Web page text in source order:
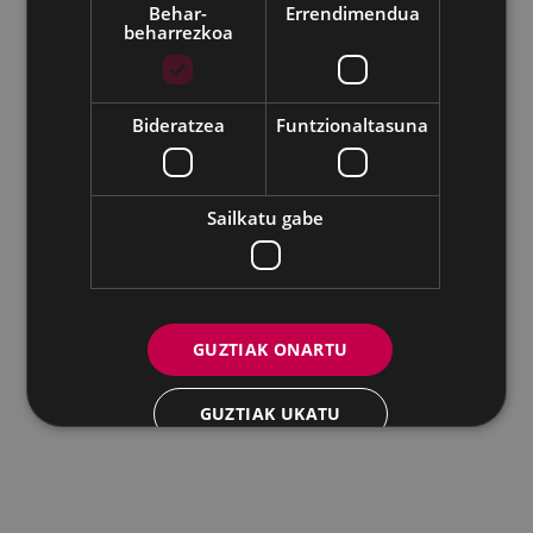
Udalaren sare sozial guztiak
Eibarko Andretxea - Isasi kalea, 11 | 20600 Eibar
Andretxea: 943 54 39 38
Berdintasuna: 943 70 84 40
andretxea@eibar.eus
berdintasuna@eibar.eus
IFZ: P2003100A | DIR3 L01200300
Behar-
beharrezkoa
Errendimendua
Bideratzea Funtzionaltasuna
Sailkatu gabe
GUZTIAK ONARTU
GUZTIAK UKATU